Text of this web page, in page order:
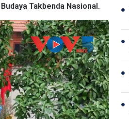
Takbenda Nasional.
●
●
●
●